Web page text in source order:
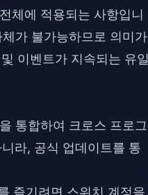
체에 적용되는 사항입니
가 불가능하므로 의미가
이벤트가 지속되는 유일
통합하여 크로스 프로그
라, 공식 업데이트를 통
즐기려면 스위치 계정을